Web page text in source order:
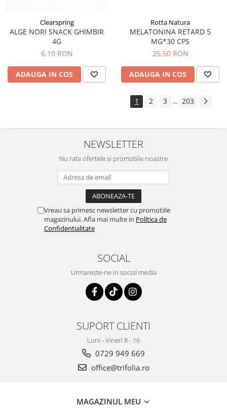
Clearspring
ALGE NORI SNACK GHIMBIR
4G
6,10 RON
ADAUGA IN COS
Rotta Natura
MELATONINA RETARD 5
MG*30 CPS
25,50 RON
ADAUGA IN COS
1 2 3 ... 203
NEWSLETTER
Nu rata ofertele si promotiile noastre
Vreau sa primesc newsletter cu promotiile
magazinului. Afla mai multe in Politica de
Confidentialitate
SOCIAL
Urmareste-ne in social media
SUPORT CLIENTI
Luni - Vineri 8 - 16
0729 949 669
office@trifolia.ro
MAGAZINUL MEU